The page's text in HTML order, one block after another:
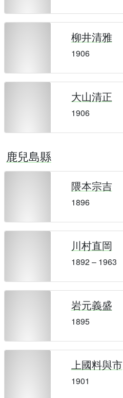
柳井清雅
1906
大山清正
1906
鹿兒島縣
隈本宗吉
1896
川村直岡
1892 – 1963
岩元義盛
1895
上國料與市
1901